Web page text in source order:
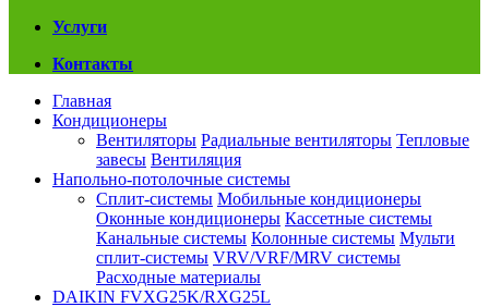
Услуги
Контакты
Главная
Кондиционеры
Вентиляторы Радиальные вентиляторы Тепловые
завесы Вентиляция
Напольно-потолочные системы
Сплит-системы Мобильные кондиционеры
Оконные кондиционеры Кассетные системы
Канальные системы Колонные системы Мульти
сплит-системы VRV/VRF/MRV системы
Расходные материалы
DAIKIN FVXG25K/RXG25L